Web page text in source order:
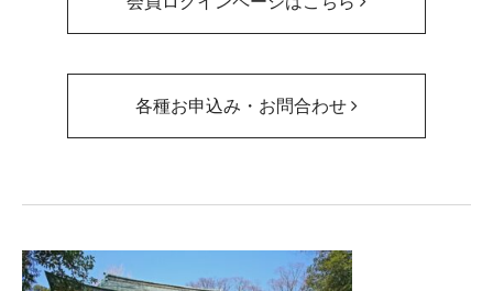
各種お申込み・お問合わせ